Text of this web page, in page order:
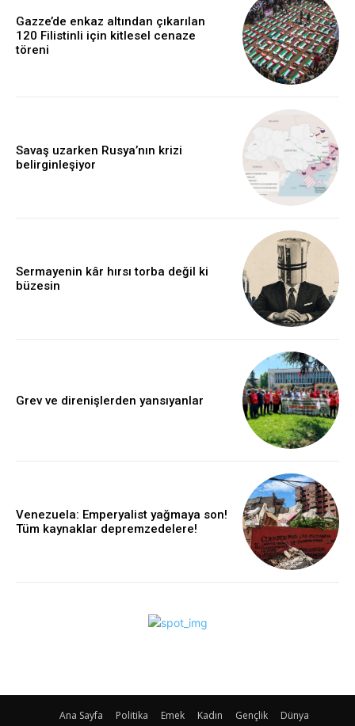
Gazze’de enkaz altından çıkarılan
120 Filistinli için kitlesel cenaze
töreni
Savaş uzarken Rusya’nın krizi
belirginleşiyor
Sermayenin kâr hırsı torba değil ki
büzesin
Grev ve direnişlerden yansıyanlar
Venezuela: Emperyalist yağmaya son!
Tüm kaynaklar depremzedelere!
Ana Sayfa Politika Emek Kadın Gençlik Dünya